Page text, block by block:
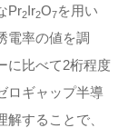
Pr2Ir2O7を用い
電率の値を調
に比べて2桁程度
ロギャップ半導
することで、